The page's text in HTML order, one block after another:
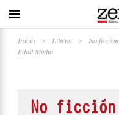
Inicio > Libros > No ficción
Edad Media
No ficción